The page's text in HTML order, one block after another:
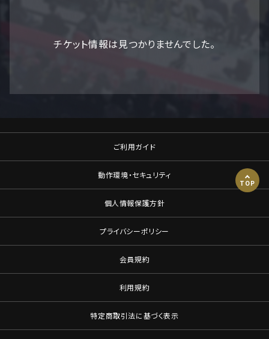
チケット情報は見つかりませんでした。
ご利用ガイド
動作環境・セキュリティ
個人情報保護方針
プライバシーポリシー
会員規約
利用規約
特定商取引法に基づく表示
TOP